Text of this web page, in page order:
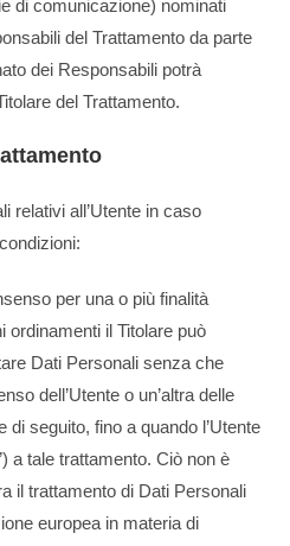
di comunicazione) nominati
del Trattamento da parte
dei Responsabili potrà
del Trattamento.
relativi all’Utente in caso
per una o più finalità
ordinamenti il Titolare può
Dati Personali senza che
dell’Utente o un’altra delle
di seguito, fino a quando l’Utente
a tale trattamento. Ciò non è
il trattamento di Dati Personali
europea in materia di